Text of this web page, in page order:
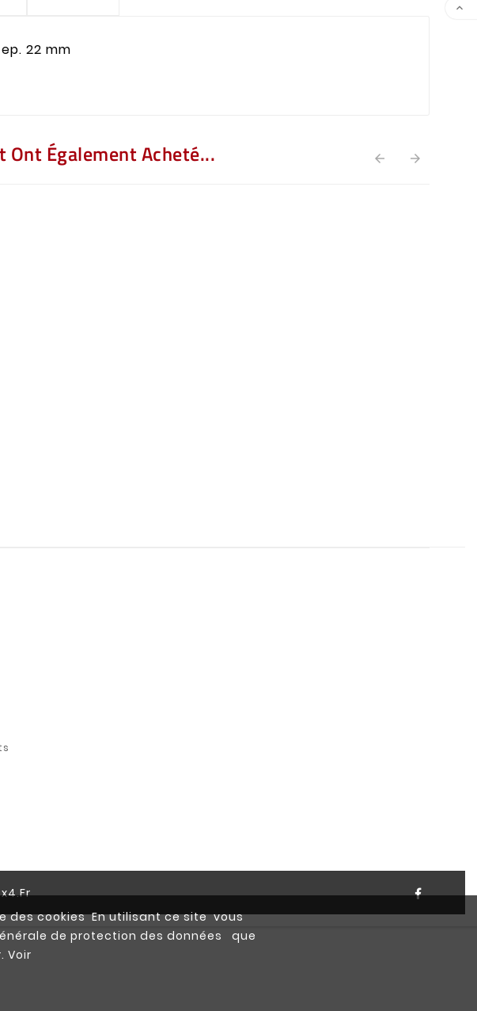
des cookies En utilisant ce site vous
de protection des données que
Voir
22 mm
Ont Également Acheté...  
